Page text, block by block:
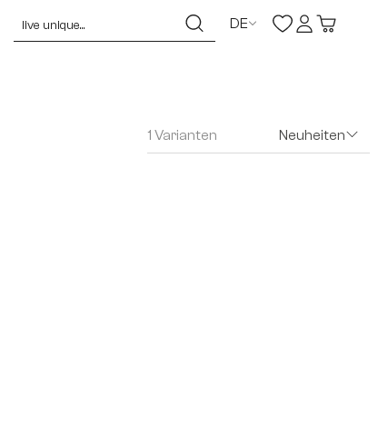
DE
1 Varianten Neuheiten